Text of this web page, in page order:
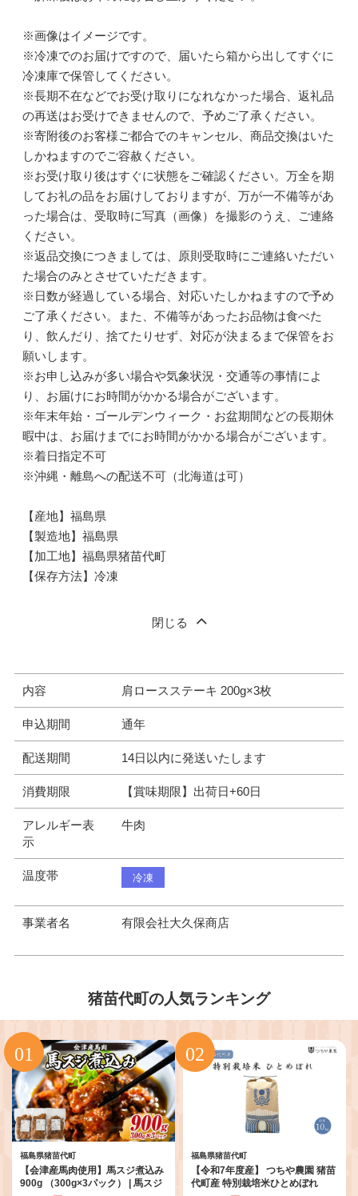
※画像はイメージです。
※冷凍でのお届けですので、届いたら箱から出してすぐに
冷凍庫で保管してください。
※長期不在などでお受け取りになれなかった場合、返礼品
の再送はお受けできませんので、予めご了承ください。
※寄附後のお客様ご都合でのキャンセル、商品交換はいた
しかねますのでご容赦ください。
※お受け取り後はすぐに状態をご確認ください。万全を期
してお礼の品をお届けしておりますが、万が一不備等があ
った場合は、受取時に写真（画像）を撮影のうえ、ご連絡
ください。
※返品交換につきましては、原則受取時にご連絡いただい
た場合のみとさせていただきます。
※日数が経過している場合、対応いたしかねますので予め
ご了承ください。また、不備等があったお品物は食べた
り、飲んだり、捨てたりせず、対応が決まるまで保管をお
願いします。
※お申し込みが多い場合や気象状況・交通等の事情によ
り、お届けにお時間がかかる場合がございます。
※年末年始・ゴールデンウィーク・お盆期間などの長期休
暇中は、お届けまでにお時間がかかる場合がございます。
※着日指定不可
※沖縄・離島への配送不可（北海道は可）
【産地】福島県
【製造地】福島県
【加工地】福島県猪苗代町
【保存方法】冷凍
閉じる
内容 肩ロースステーキ 200g×3枚
申込期間 通年
配送期間 14日以内に発送いたします
消費期限 【賞味期限】出荷日+60日
アレルギー表
示
牛肉
温度帯 冷凍
事業者名 有限会社大久保商店
猪苗代町の人気ランキング
福島県猪苗代町
【会津産馬肉使用】馬スジ煮込み
900g （300g×3パック） | 馬スジ
福島県猪苗代町
【令和7年度産】 つちや農園 猪苗
代町産 特別栽培米ひとめぼれ